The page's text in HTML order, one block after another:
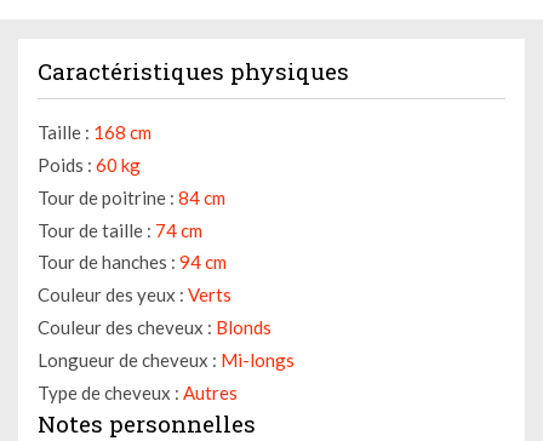
Caractéristiques physiques
Taille : 168 cm
Poids : 60 kg
Tour de poitrine : 84 cm
Tour de taille : 74 cm
Tour de hanches : 94 cm
Couleur des yeux : Verts
Couleur des cheveux : Blonds
Longueur de cheveux : Mi-longs
Type de cheveux : Autres
Notes personnelles